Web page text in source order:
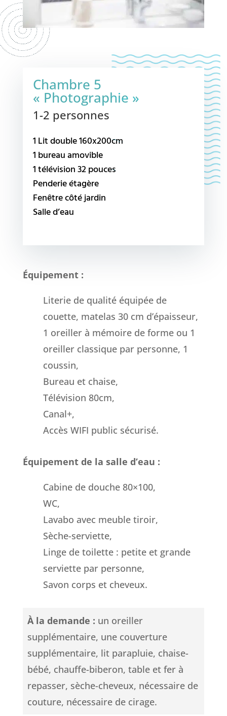
Chambre 5
« Photographie »
1-2 personnes
1 Lit double 160x200cm
1 bureau amovible
1 télévision 32 pouces
Penderie étagère
Fenêtre côté jardin
Salle d’eau
Équipement :
Literie de qualité équipée de
couette, matelas 30 cm d’épaisseur,
1 oreiller à mémoire de forme ou 1
oreiller classique par personne, 1
coussin,
Bureau et chaise,
Télévision 80cm,
Canal+,
Accès WIFI public sécurisé.
Équipement de la salle d’eau :
Cabine de douche 80×100,
WC,
Lavabo avec meuble tiroir,
Sèche-serviette,
Linge de toilette : petite et grande
serviette par personne,
Savon corps et cheveux.
À la demande : un oreiller
supplémentaire, une couverture
supplémentaire, lit parapluie, chaise-
bébé, chauffe-biberon, table et fer à
repasser, sèche-cheveux, nécessaire de
couture, nécessaire de cirage.